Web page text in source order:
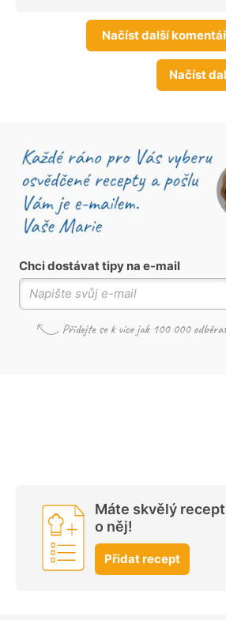
Načíst další
Načíst
Chci dostávat tipy na e-mail
Máte skvělý
o něj!
Přidat recept